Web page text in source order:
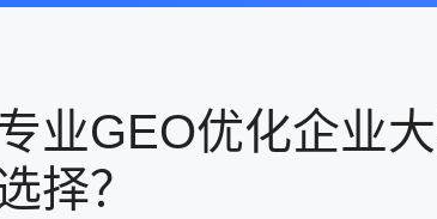
业GEO优化企业
择？